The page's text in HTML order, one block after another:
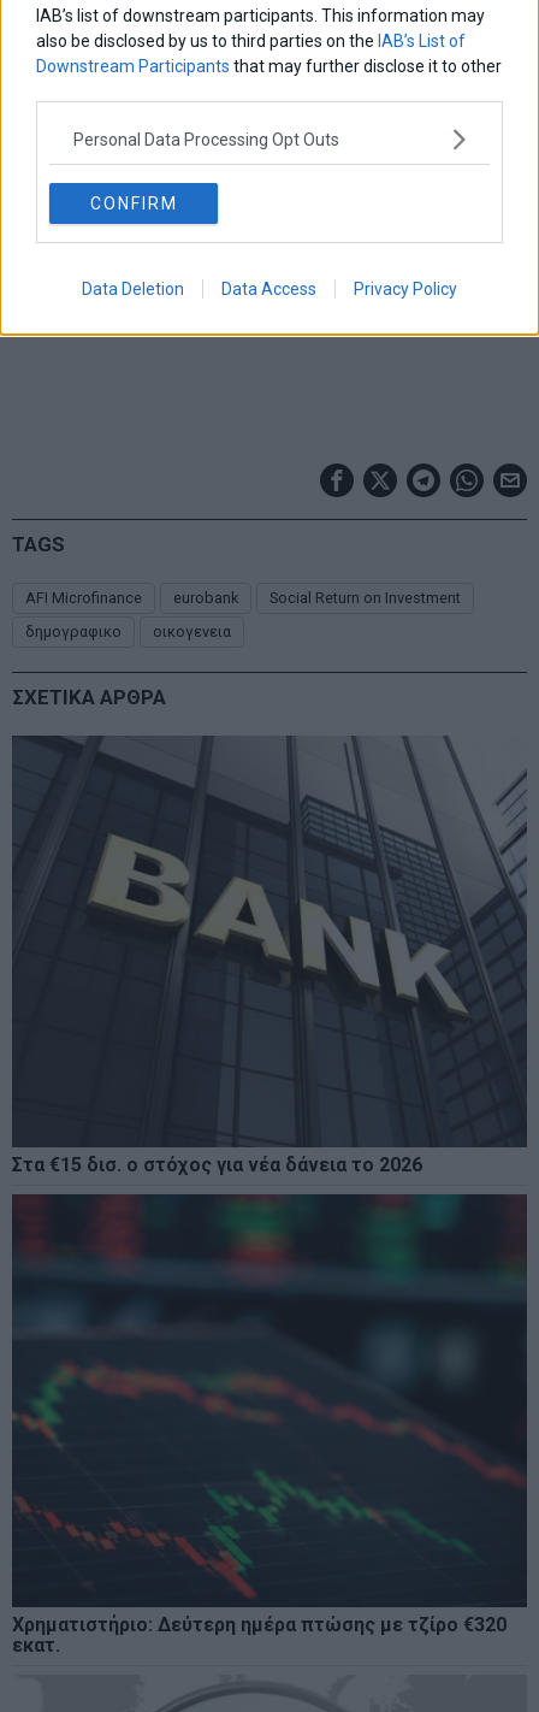
IAB’s list of downstream participants. This information may
also be disclosed by us to third parties on the IAB’s List of
Downstream Participants that may further disclose it to other
Personal Data Processing Opt Outs
CONFIRM
Data Deletion Data Access Privacy Policy
κράτους, κοινωνίας και ιδιωτικού τομέα αποτελεί το κλειδί
για ένα βιώσιμο μέλλον.
TAGS
AFI Microfinance eurobank
Social Return on Investment
δημογραφικο
οικογενεια
ΣΧΕΤΙΚΑ ΑΡΘΡΑ
Στα €15 δισ. ο στόχος για νέα δάνεια το 2026
Χρηματιστήριο: Δεύτερη ημέρα πτώσης με τζίρο €320
εκατ.